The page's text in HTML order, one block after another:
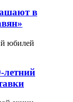
в
летний